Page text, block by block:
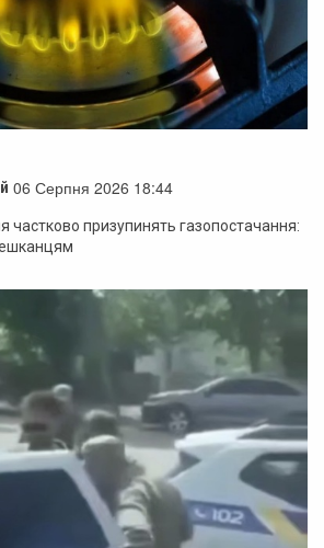
06 Серпня 2026 18:44
частково призупинять газопостачання: